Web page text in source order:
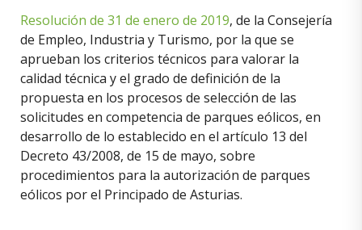
Resolución de 31 de enero de 2019, de la Consejería
de Empleo, Industria y Turismo, por la que se
aprueban los criterios técnicos para valorar la
calidad técnica y el grado de definición de la
propuesta en los procesos de selección de las
solicitudes en competencia de parques eólicos, en
desarrollo de lo establecido en el artículo 13 del
Decreto 43/2008, de 15 de mayo, sobre
procedimientos para la autorización de parques
eólicos por el Principado de Asturias.